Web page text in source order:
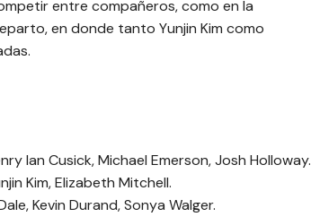
entre compañeros, como en la
en donde tanto Yunjin Kim como
Ian Cusick, Michael Emerson, Josh Holloway.
Kim, Elizabeth Mitchell.
Kevin Durand, Sonya Walger.